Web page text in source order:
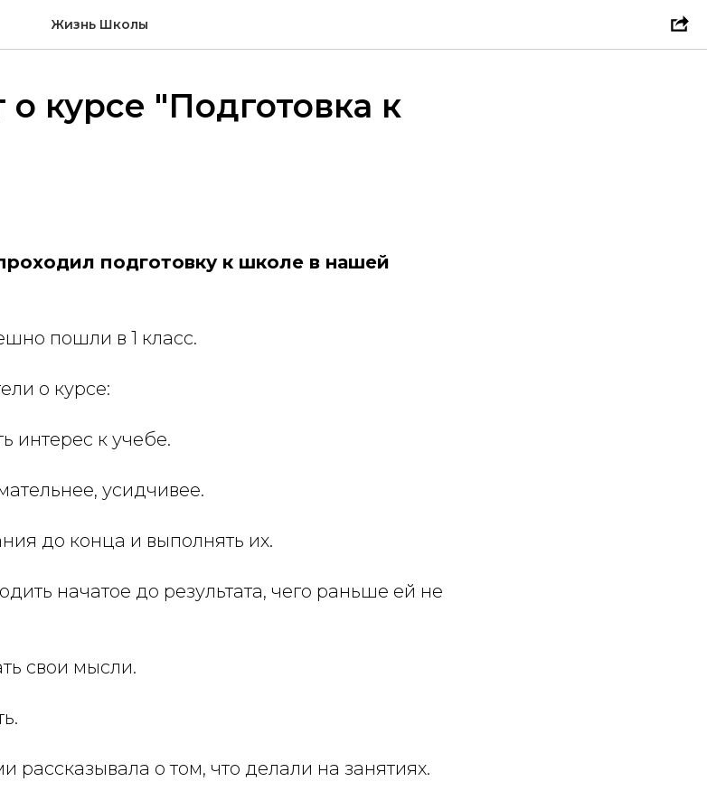
Жизнь Школы
курсе "Подготовка к
подготовку к школе в нашей
пошли в 1 класс.
о курсе:
интерес к учебе.
усидчивее.
до конца и выполнять их.
начатое до результата, чего раньше ей не
свои мысли.
рассказывала о том, что делали на занятиях.